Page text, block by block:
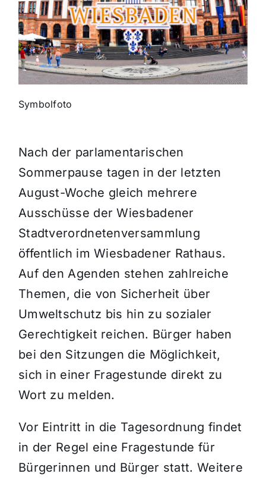
Symbolfoto
Nach der parlamentarischen
Sommerpause tagen in der letzten
August-Woche gleich mehrere
Ausschüsse der Wiesbadener
Stadtverordnetenversammlung
öffentlich im Wiesbadener Rathaus.
Auf den Agenden stehen zahlreiche
Themen, die von Sicherheit über
Umweltschutz bis hin zu sozialer
Gerechtigkeit reichen. Bürger haben
bei den Sitzungen die Möglichkeit,
sich in einer Fragestunde direkt zu
Wort zu melden.
Vor Eintritt in die Tagesordnung findet
in der Regel eine Fragestunde für
Bürgerinnen und Bürger statt. Weitere